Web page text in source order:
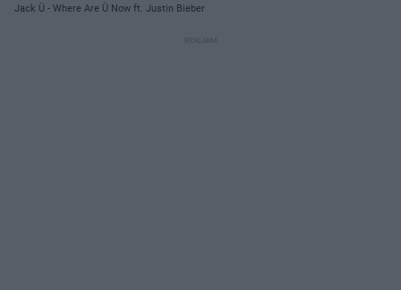
Jack Ü - Where Are Ü Now ft. Justin Bieber